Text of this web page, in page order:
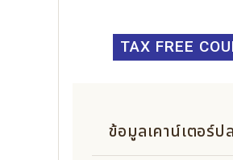
TAX FREE
ข้อมูลเคาน์เตอร์ป